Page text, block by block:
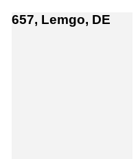
Lemgo, DE